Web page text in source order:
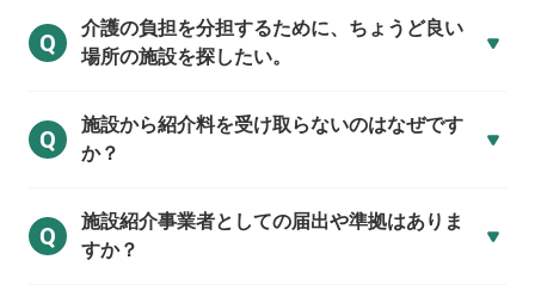
Q
介護の負担を分担するために、ちょうど良い
場所の施設を探したい。
Q
施設から紹介料を受け取らないのはなぜです
か？
Q
施設紹介事業者としての届出や準拠はありま
すか？